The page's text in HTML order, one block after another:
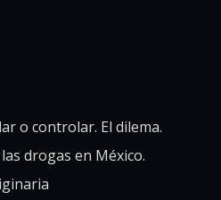
o controlar. El dilema.
drogas en México.